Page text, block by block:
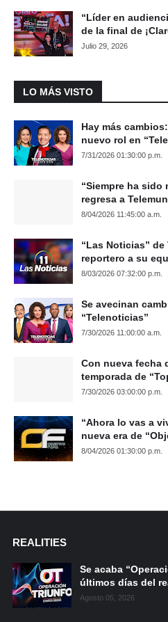
“Líder en
de la final de
Julio 29, 2026
LO MÁS VISTO
Hay más
nuevo rol en
7/31/2026 01:30:00 p.m.
“Siempre ha sido
regresa a
8/04/2026 11:45:00 a.m.
“Las Noticias”
reportero a su
8/03/2026 07:32:00 p.m.
Se avecinan
“Telenoticias”
7/30/2026 11:00:00 a.m.
Con nueva fecha
temporada de
7/30/2026 03:00:00 p.m.
“Ahora lo vas a
nueva era de
8/04/2026 01:30:00 p.m.
REALITIES
Se acaba
últimos días del
Agosto 05, 2026